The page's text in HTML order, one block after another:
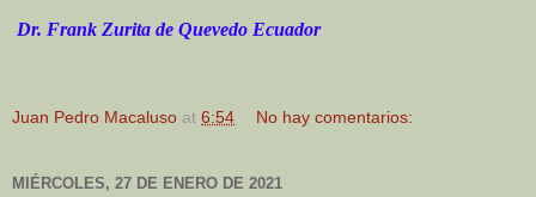
Dr. Frank Zurita de Quevedo Ecuador
Juan Pedro Macaluso at 6:54 No hay comentarios:
MIÉRCOLES, 27 DE ENERO DE 2021